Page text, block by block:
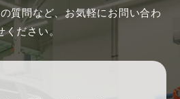
質問など、お気軽にお問い合わ
ください。